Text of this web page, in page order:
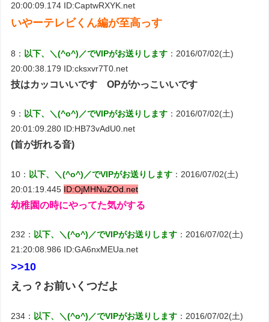
20:00:09.174 ID:CaptwRXYK.net
いやーテレビくん編が至高っす
8： 以下、＼(^o^)／でVIPがお送りします ：2016/07/02(土)
20:00:38.179 ID:cksxvr7T0.net
技はカッコいいです OPがかっこいいです
9： 以下、＼(^o^)／でVIPがお送りします ：2016/07/02(土)
20:01:09.280 ID:HB73vAdU0.net
(首が折れる音)
10： 以下、＼(^o^)／でVIPがお送りします ：2016/07/02(土)
20:01:19.445 ID:OjMHNuZOd.net
幼稚園の時にやってた気がする
232： 以下、＼(^o^)／でVIPがお送りします ：2016/07/02(土)
21:20:08.986 ID:GA6nxMEUa.net
>>10
えっ？お前いくつだよ
234： 以下、＼(^o^)／でVIPがお送りします ：2016/07/02(土)